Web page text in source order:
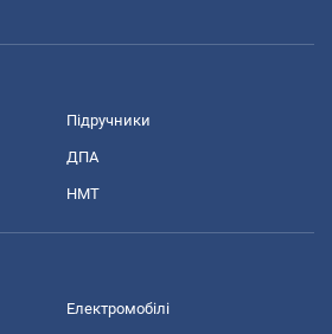
Підручники
ДПА
НМТ
Електромобілі